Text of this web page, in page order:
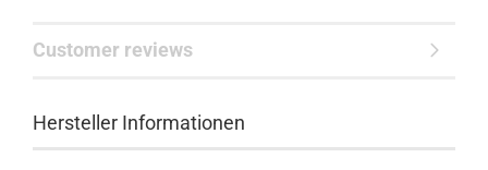
Customer reviews
Hersteller Informationen